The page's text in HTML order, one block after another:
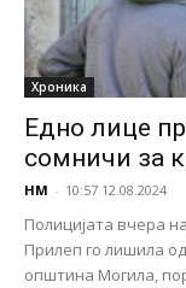
Хроника
Едно лице
сомничи за
НМ - 10:57 12.08.2024
Полицијата вчера
Прилеп го лишила
општина Могила,